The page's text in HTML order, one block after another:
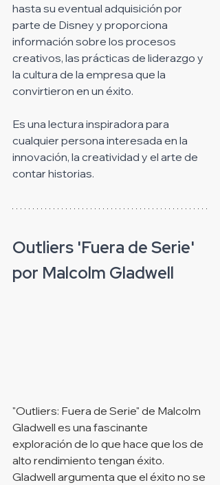
hasta su eventual adquisición por
parte de Disney y proporciona
información sobre los procesos
creativos, las prácticas de liderazgo y
la cultura de la empresa que la
convirtieron en un éxito.
Es una lectura inspiradora para
cualquier persona interesada en la
innovación, la creatividad y el arte de
contar historias.
Outliers 'Fuera de Serie'
por Malcolm Gladwell
"Outliers: Fuera de Serie" de Malcolm
Gladwell es una fascinante
exploración de lo que hace que los de
alto rendimiento tengan éxito.
Gladwell argumenta que el éxito no se